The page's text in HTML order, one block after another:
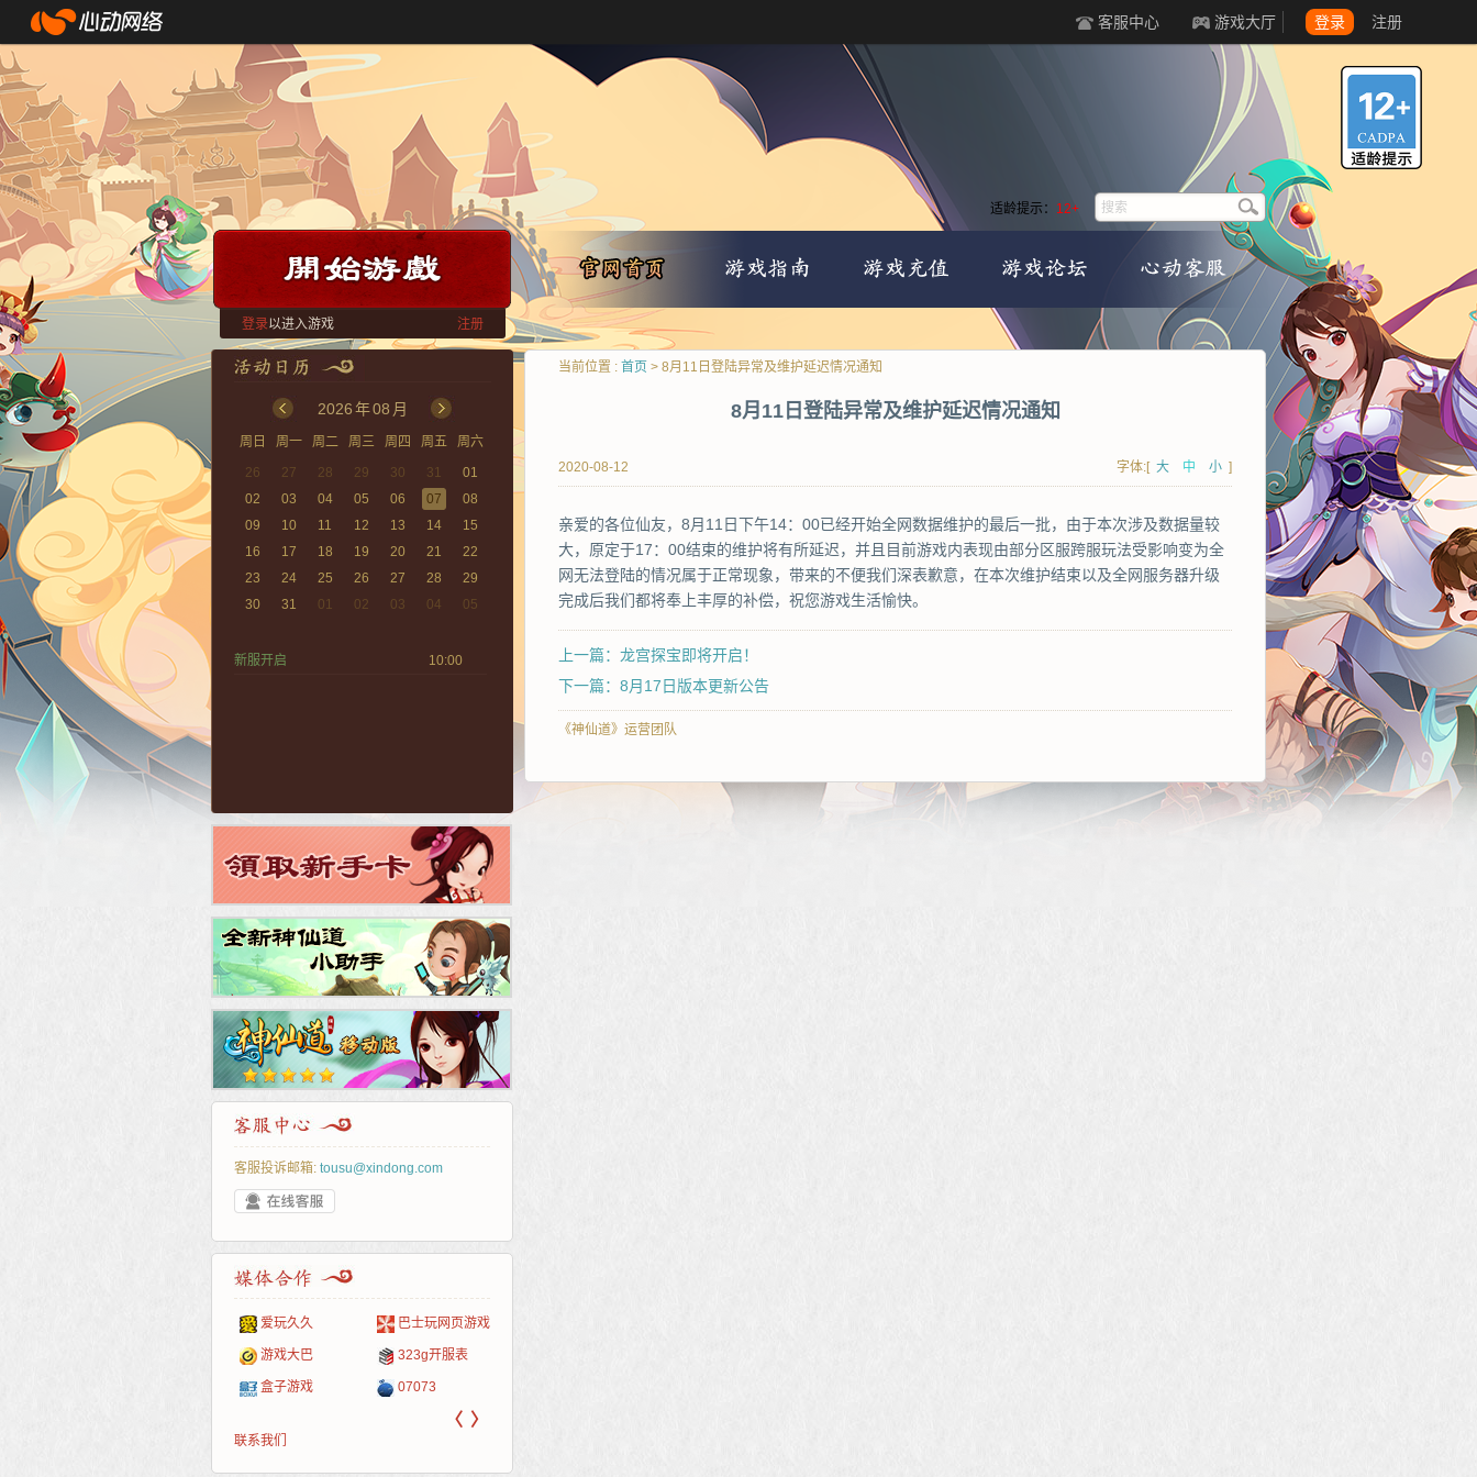
客服中心 游戏大厅 登录 注册
登录以进入游戏 注册
适龄提示： 12+
2026年08 月
周日 周一 周二 周三 周四 周五
周六
26
27 28 29 30 31
01
02
03 04 05 06 07
08
09
10 11 12 13 14
15
16
17 18 19 20 21
22
23
24 25 26 27 28
29
30
31 01 02 03 04 05
新服开启 10:00
客服投诉邮箱: tousu@xindong.com
爱玩久久 巴士玩网页游戏
游戏大巴 323g开服表
盒子游戏 07073
〈 〉
联系我们
当前位置 : 首页 > 8月11日登陆异常及维护延迟情况通知
8月11日登陆异常及维护延迟情况通知
2020-08-12 字体:[ 大 中 小 ]
亲爱的各位仙友，8月11日下午14：00已经开始全网数据维护的最后一批，由于本次涉及数据量较
大，原定于17：00结束的维护将有所延迟，并且目前游戏内表现由部分区服跨服玩法受影响变为全
网无法登陆的情况属于正常现象，带来的不便我们深表歉意，在本次维护结束以及全网服务器升级
完成后我们都将奉上丰厚的补偿，祝您游戏生活愉快。
上一篇：龙宫探宝即将开启！
下一篇：8月17日版本更新公告
《神仙道》运营团队